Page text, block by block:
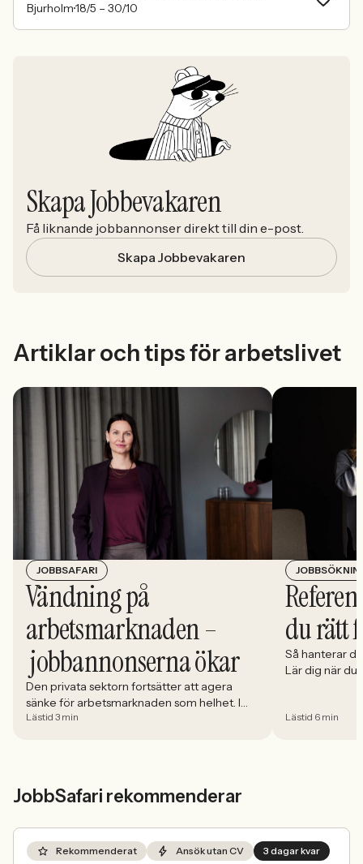
Bjurholm18/5 – 30/10
Skapa Jobbevakaren
Få liknande jobbannonser direkt till din e-post.
Skapa Jobbevakaren
Artiklar och tips för arbetslivet
JOBBSAFARI
Vändning på
arbetsmarknaden –
jobbannonserna ökar
Den privata sektorn fortsätter att agera
sänke för arbetsmarknaden som helhet. I
april minskade antalet jobbannonser i
Lästid 3 min
du rätt
Så hanterar
Lär dig när du
Lästid 6 min
JobbSafari rekommenderar
Rekommenderat Ansök utan CV 3 dagar kvar